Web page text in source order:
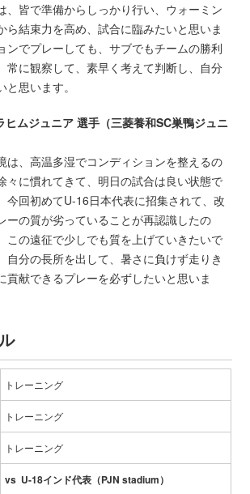
、皆で準備からしっかり行い、ウォーミン
ら結束力を高め、試合に臨みたいと思いま
ンでプレーしても、サブでもチームの勝利
常に観察して、素早く考えて判断し、自分
思います。
ヒムジュニア 選手（三菱養和SC巣鴨ジュニ
は、高温多湿でコンディションを整えるの
々に慣れてきて、明日の試合は良い状態で
今回初めてU-16日本代表に招集されて、改
ーの質が劣っていることが再認識したの
この遠征で少しでも質を上げていきたいで
自分の長所を出して、暑さに負けず走りき
貢献できるプレーを必ずしたいと思いま
トレーニング
トレーニング
トレーニング
vs U-18インド代表（PJN stadium）